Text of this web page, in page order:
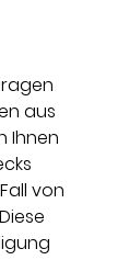
aus
Ihnen
von